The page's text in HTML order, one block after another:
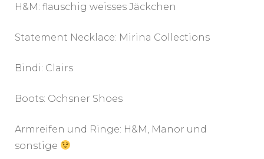
H&M: flauschig weisses Jäckchen
Statement Necklace: Mirina Collections
Bindi: Clairs
Boots: Ochsner Shoes
Armreifen und Ringe: H&M, Manor und
sonstige